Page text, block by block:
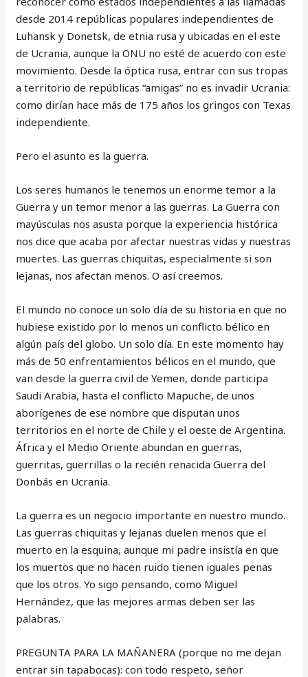
desde 2014 repúblicas populares independientes de
Luhansk y Donetsk, de etnia rusa y ubicadas en el este
de Ucrania, aunque la ONU no esté de acuerdo con este
movimiento. Desde la óptica rusa, entrar con sus tropas
a territorio de repúblicas “amigas” no es invadir Ucrania:
como dirían hace más de 175 años los gringos con Texas
independiente.
Pero el asunto es la guerra.
Los seres humanos le tenemos un enorme temor a la
Guerra y un temor menor a las guerras. La Guerra con
mayúsculas nos asusta porque la experiencia histórica
nos dice que acaba por afectar nuestras vidas y nuestras
muertes. Las guerras chiquitas, especialmente si son
lejanas, nos afectan menos. O así creemos.
El mundo no conoce un solo día de su historia en que no
hubiese existido por lo menos un conflicto bélico en
algún país del globo. Un solo día. En este momento hay
más de 50 enfrentamientos bélicos en el mundo, que
van desde la guerra civil de Yemen, donde participa
Saudi Arabia, hasta el conflicto Mapuche, de unos
aborígenes de ese nombre que disputan unos
territorios en el norte de Chile y el oeste de Argentina.
África y el Medio Oriente abundan en guerras,
guerritas, guerrillas o la recién renacida Guerra del
Donbás en Ucrania.
La guerra es un negocio importante en nuestro mundo.
Las guerras chiquitas y lejanas duelen menos que el
muerto en la esquina, aunque mi padre insistía en que
los muertos que no hacen ruido tienen iguales penas
que los otros. Yo sigo pensando, como Miguel
Hernández, que las mejores armas deben ser las
palabras.
PREGUNTA PARA LA MAÑANERA (porque no me dejan
entrar sin tapabocas): con todo respeto, señor